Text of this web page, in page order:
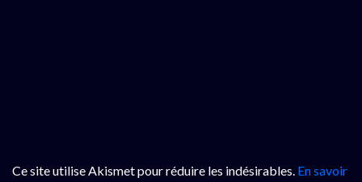
Ce site utilise Akismet pour réduire les indésirables. En savoir